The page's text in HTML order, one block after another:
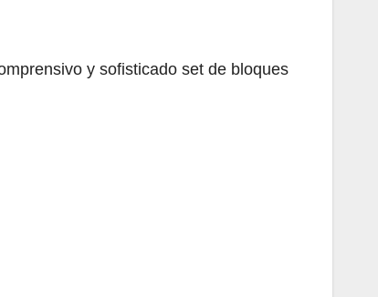
y sofisticado set de bloques